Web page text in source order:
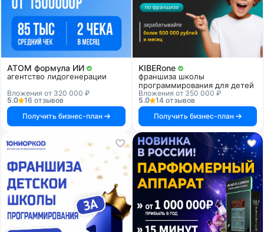
АТОМ формула ИИ
агентство лидогенерации
Вложения от 320 000 ₽
5.0
16 отзывов
Получить бизнес-план
KIBERone
франшиза школы
программирования для детей
Вложения от 350 000 ₽
5.0
14 отзывов
Получить бизнес-план